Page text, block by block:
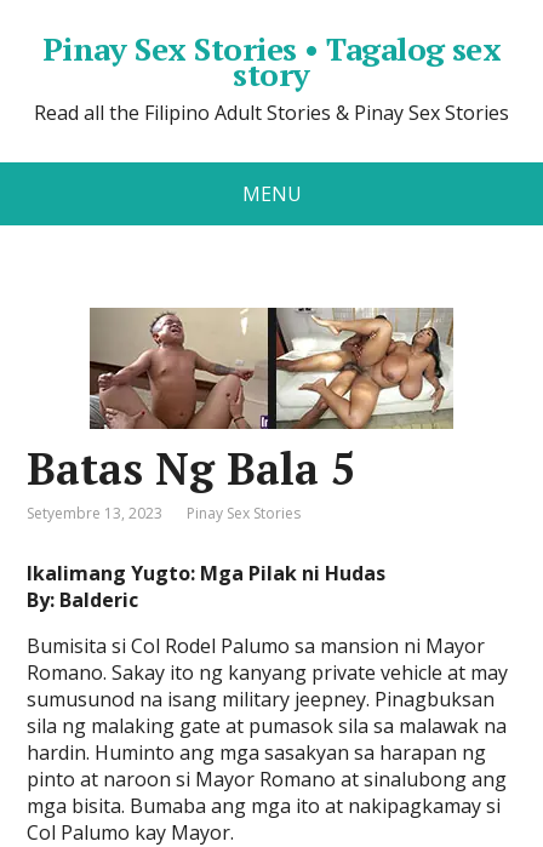
Pinay Sex Stories • Tagalog sex
story
Read all the Filipino Adult Stories & Pinay Sex Stories
MENU
Batas Ng Bala 5
Setyembre 13, 2023 Pinay Sex Stories
Ikalimang Yugto: Mga Pilak ni Hudas
By: Balderic
Bumisita si Col Rodel Palumo sa mansion ni Mayor
Romano. Sakay ito ng kanyang private vehicle at may
sumusunod na isang military jeepney. Pinagbuksan
sila ng malaking gate at pumasok sila sa malawak na
hardin. Huminto ang mga sasakyan sa harapan ng
pinto at naroon si Mayor Romano at sinalubong ang
mga bisita. Bumaba ang mga ito at nakipagkamay si
Col Palumo kay Mayor.